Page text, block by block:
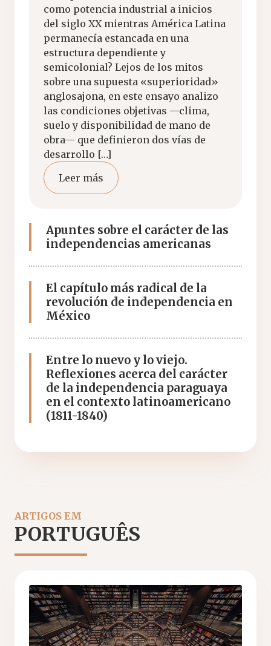
como potencia industrial a inicios
del siglo XX mientras América Latina
permanecía estancada en una
estructura dependiente y
semicolonial? Lejos de los mitos
sobre una supuesta «superioridad»
anglosajona, en este ensayo analizo
las condiciones objetivas —clima,
suelo y disponibilidad de mano de
obra— que definieron dos vías de
desarrollo […]
Leer más
Apuntes sobre el carácter de las
independencias americanas
El capítulo más radical de la
revolución de independencia en
México
Entre lo nuevo y lo viejo.
Reflexiones acerca del carácter
de la independencia paraguaya
en el contexto latinoamericano
(1811-1840)
ARTIGOS EM
PORTUGUÊS